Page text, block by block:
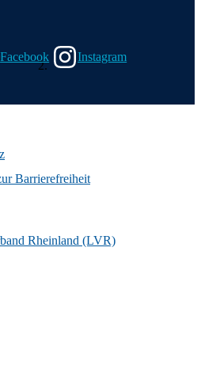
Facebook
Instagram
Rheinland (LVR)
Barrierefreiheit